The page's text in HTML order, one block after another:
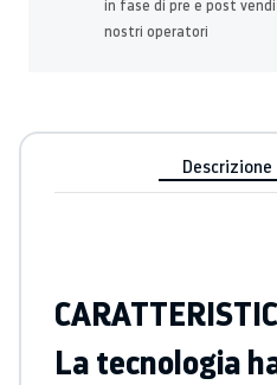
in fase di pre e post
nostri operatori
Descrizione
La tecnologia